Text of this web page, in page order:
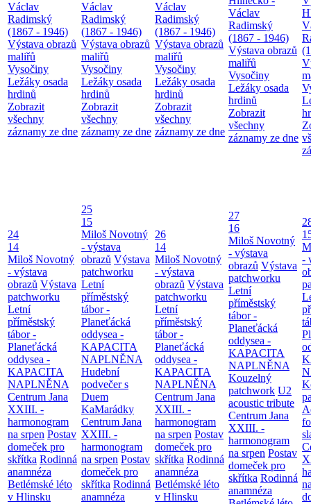
Václav
Radimský
(1867 - 1946)
Výstava obrazů
maliřů
Vysočiny
Ležáky osada
hrdinů
Zobrazit
všechny
záznamy ze dne
Václav
Radimský
(1867 - 1946)
Výstava obrazů
maliřů
Vysočiny
Ležáky osada
hrdinů
Zobrazit
všechny
záznamy ze dne
Václav
Radimský
(1867 - 1946)
Výstava obrazů
maliřů
Vysočiny
Ležáky osada
hrdinů
Zobrazit
všechny
záznamy ze dne
Václav
Radimský
(1867 - 1946)
Výstava obrazů
maliřů
Vysočiny
Ležáky osada
hrdinů
Zobrazit
všechny
záznamy ze dne
24
14
Miloš Novotný
- výstava
obrazů Výstava
patchworku
Letní
příměstský
tábor -
Planeťácká
oddysea -
KAPACITA
NAPLNĚNA
Centrum Jana
XXIII. -
harmonogram
na srpen Postav
domeček pro
skřítka Rodinná
anamnéza
Betlémské léto
v Hlinsku
25
15
Miloš Novotný
- výstava
obrazů Výstava
patchworku
Letní
příměstský
tábor -
Planeťácká
oddysea -
KAPACITA
NAPLNĚNA
Hudební
podvečer s
Duem
KaMarádky
Centrum Jana
XXIII. -
harmonogram
na srpen Postav
domeček pro
skřítka Rodinná
anamnéza
26
14
Miloš Novotný
- výstava
obrazů Výstava
patchworku
Letní
příměstský
tábor -
Planeťácká
oddysea -
KAPACITA
NAPLNĚNA
Centrum Jana
XXIII. -
harmonogram
na srpen Postav
domeček pro
skřítka Rodinná
anamnéza
Betlémské léto
v Hlinsku
27
16
Miloš Novotný
- výstava
obrazů Výstava
patchworku
Letní
příměstský
tábor -
Planeťácká
oddysea -
KAPACITA
NAPLNĚNA
Kouzelný
patchwork U2
acoustic tribute
Centrum Jana
XXIII. -
harmonogram
na srpen Postav
domeček pro
skřítka Rodinná
anamnéza
-